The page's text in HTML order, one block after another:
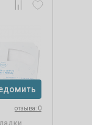
отзыва: 0